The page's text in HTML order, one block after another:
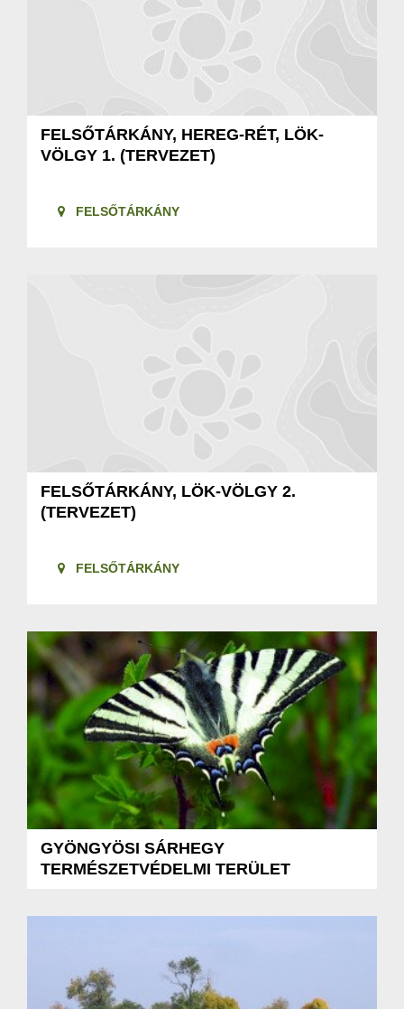
FELSŐTÁRKÁNY, HEREG-RÉT, LÖK-
VÖLGY 1. (TERVEZET)
FELSŐTÁRKÁNY
FELSŐTÁRKÁNY, LÖK-VÖLGY 2.
(TERVEZET)
FELSŐTÁRKÁNY
GYÖNGYÖSI SÁRHEGY
TERMÉSZETVÉDELMI TERÜLET